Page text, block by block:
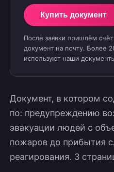
Купить документ
После заявки пришлём
документ на почту. Более
используют наши
Документ, в котором
по: предупреждению
эвакуации людей с
пожаров до прибытия
реагирования. 3